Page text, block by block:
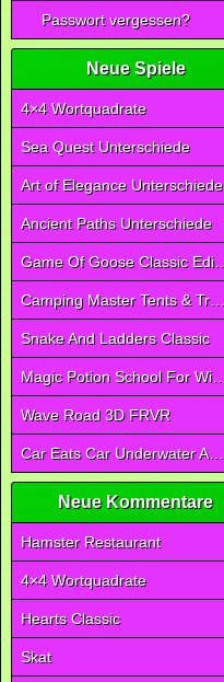
Passwort vergessen?
Neue Spiele
4×4 Wortquadrate
Sea Quest Unterschiede
Art of Elegance Unterschiede
Ancient Paths Unterschiede
Game Of Goose Classic Edition
Camping Master Tents & Trees
Snake And Ladders Classic
Magic Potion School For Witch
Wave Road 3D FRVR
Car Eats Car Underwater Adventure FRVR
Neue Kommentare
Hamster Restaurant
4×4 Wortquadrate
Hearts Classic
Skat